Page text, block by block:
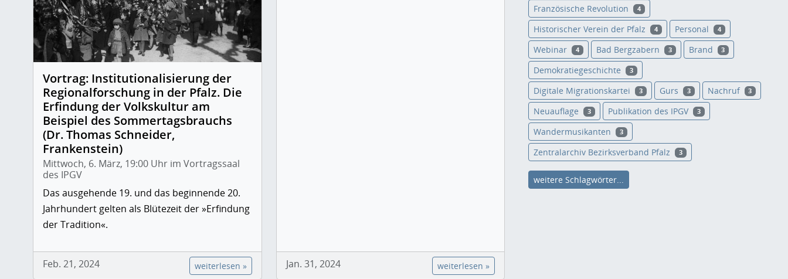
Vortrag: Institutionalisierung der
Regionalforschung in der Pfalz. Die
Erfindung der Volkskultur am
Beispiel des Sommertagsbrauchs
(Dr. Thomas Schneider,
Frankenstein)
Mittwoch, 6. März, 19:00 Uhr im Vortragssaal
des IPGV
Das ausgehende 19. und das beginnende 20.
Jahrhundert gelten als Blütezeit der »Erfindung
der Tradition«.
Feb. 21, 2024 weiterlesen » Jan. 31, 2024 weiterlesen »
Französische Revolution 4
Historischer Verein der Pfalz 4 Personal 4
Webinar 4 Bad Bergzabern 3 Brand 3
Demokratiegeschichte 3
Digitale Migrationskartei 3 Gurs 3 Nachruf 3
Neuauflage 3 Publikation des IPGV 3
Wandermusikanten 3
Zentralarchiv Bezirksverband Pfalz 3
weitere Schlagwörter...